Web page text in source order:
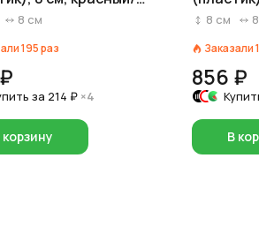
8 см
195раз
за 214 ₽ ×4
корзину
8 см 8
Заказали
856 ₽
В